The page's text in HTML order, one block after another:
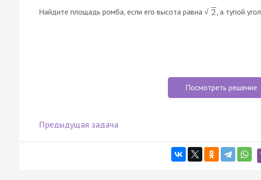
Найдите площадь ромба, если его высота равна √ 2 , а тупой угол
Посмотреть решение
Предыдущая задача